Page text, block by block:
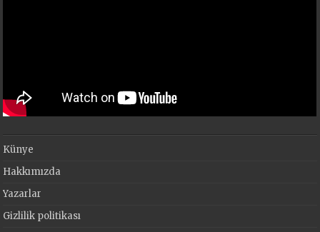
Künye
Hakkımızda
Yazarlar
Gizlilik politikası